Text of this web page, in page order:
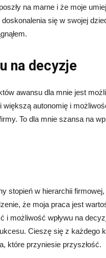
na marne i że moje
się w swojej
na decyzje
awansu dla mnie jest
autonomię i
To dla mnie szansa na
stopień w hierarchii
że moja praca jest
i możliwość wpływu na
Cieszę się z każdego
które przyniesie przyszłość.